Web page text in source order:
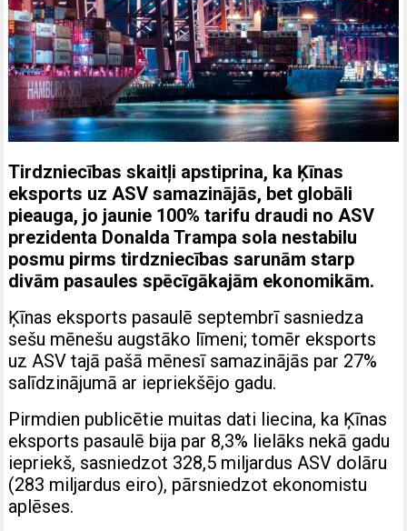
Tirdzniecības skaitļi apstiprina, ka Ķīnas
eksports uz ASV samazinājās, bet globāli
pieauga, jo jaunie 100% tarifu draudi no ASV
prezidenta Donalda Trampa sola nestabilu
posmu pirms tirdzniecības sarunām starp
divām pasaules spēcīgākajām ekonomikām.
Ķīnas eksports pasaulē septembrī sasniedza
sešu mēnešu augstāko līmeni; tomēr eksports
uz ASV tajā pašā mēnesī samazinājās par 27%
salīdzinājumā ar iepriekšējo gadu.
Pirmdien publicētie muitas dati liecina, ka Ķīnas
eksports pasaulē bija par 8,3% lielāks nekā gadu
iepriekš, sasniedzot 328,5 miljardus ASV dolāru
(283 miljardus eiro), pārsniedzot ekonomistu
aplēses.